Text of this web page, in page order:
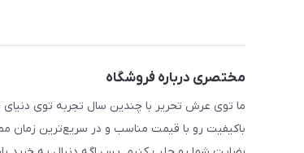
مختصری درباره فروشگاه
ما توی عرش تحریر با چندین سال تجربه توی دنیای
باکیفیت رو با قیمت مناسب و در سریع‌ترین